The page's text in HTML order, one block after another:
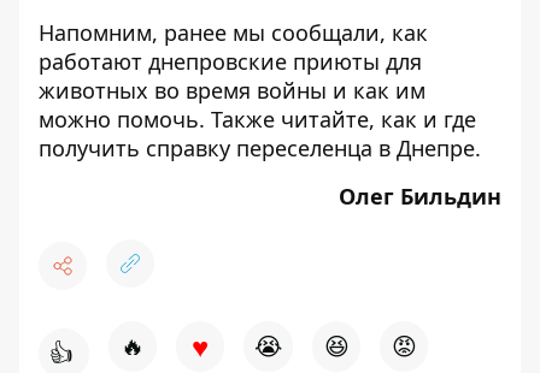
Напомним, ранее мы сообщали, как
работают днепровские приюты для
животных во время войны и как им
можно помочь. Также читайте, как и где
получить справку переселенца в Днепре.
Олег Бильдин
👍 🔥 ♥ 😭 😆 😡